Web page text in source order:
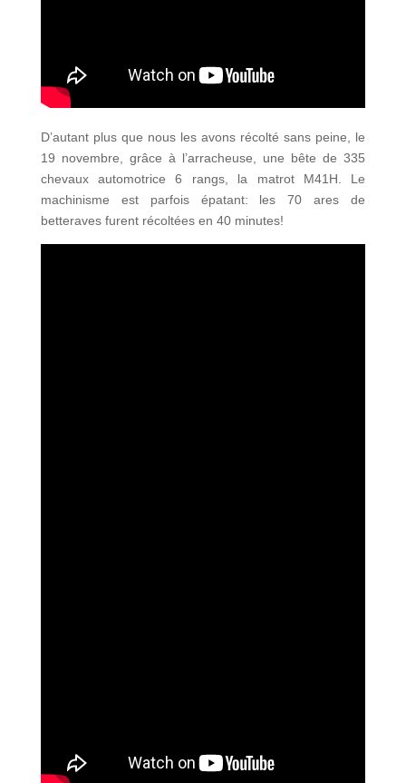
D’autant plus que nous les avons récolté sans peine, le
19 novembre, grâce à l’arracheuse, une bête de 335
chevaux automotrice 6 rangs, la matrot M41H. Le
machinisme est parfois épatant: les 70 ares de
betteraves furent récoltées en 40 minutes!